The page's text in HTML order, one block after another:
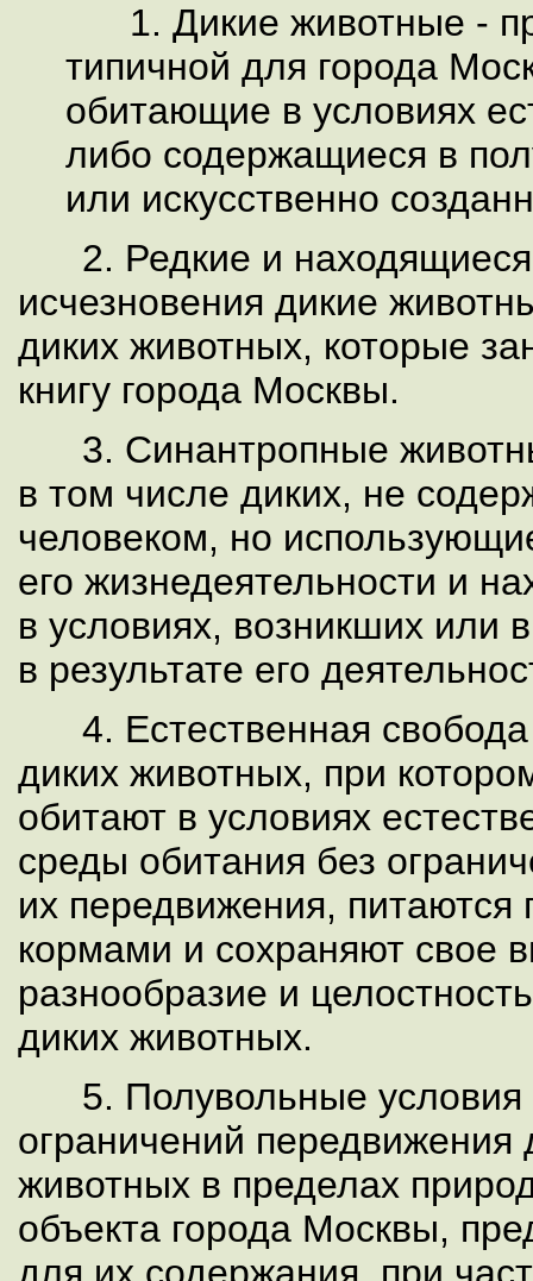
1. Дикие животные -
типичной для города
обитающие в условиях
либо содержащиеся в
или искусственно
2. Редкие и находящиеся
исчезновения дикие
диких животных, которые
книгу города Москвы.
3. Синантропные
в том числе диких, не
человеком, но
его жизнедеятельности и
в условиях, возникших или
в результате его
4. Естественная
диких животных, при
обитают в условиях
среды обитания без
их передвижения,
кормами и сохраняют свое
разнообразие и
диких животных.
5. Полувольные условия
ограничений передвижения
животных в пределах
объекта города Москвы,